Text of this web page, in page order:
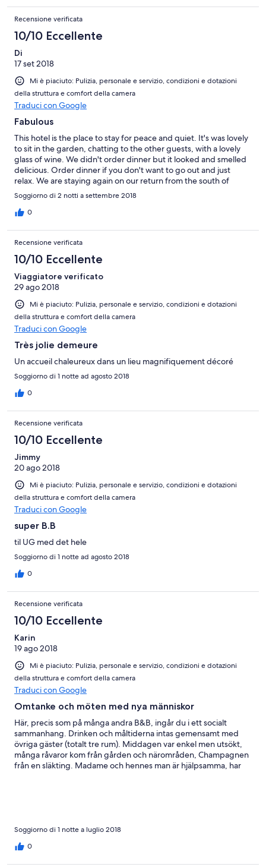
Recensione verificata
10/10 Eccellente
Di
17 set 2018
Mi è piaciuto: Pulizia, personale e servizio, condizioni e dotazioni
della struttura e comfort della camera
Traduci con Google
Fabulous
This hotel is the place to stay for peace and quiet. It's was lovely
to sit in the garden, chatting to the other guests, with a lovely
glass of wine. We didn't order dinner but it looked and smelled
delicious. Order dinner if you don't want to go out and just
relax. We are staying again on our return from the south of
France it is that lovely.
Soggiorno di 2 notti a settembre 2018
0
Recensione verificata
10/10 Eccellente
Viaggiatore verificato
29 ago 2018
Mi è piaciuto: Pulizia, personale e servizio, condizioni e dotazioni
della struttura e comfort della camera
Traduci con Google
Très jolie demeure
Un accueil chaleureux dans un lieu magnifiquement décoré
Soggiorno di 1 notte ad agosto 2018
0
Recensione verificata
10/10 Eccellente
Jimmy
20 ago 2018
Mi è piaciuto: Pulizia, personale e servizio, condizioni e dotazioni
della struttura e comfort della camera
Traduci con Google
super B.B
til UG med det hele
Soggiorno di 1 notte ad agosto 2018
0
Recensione verificata
10/10 Eccellente
Karin
19 ago 2018
Mi è piaciuto: Pulizia, personale e servizio, condizioni e dotazioni
della struttura e comfort della camera
Traduci con Google
Omtanke och möten med nya människor
Här, precis som på många andra B&B, ingår du i ett socialt
sammanhang. Drinken och måltiderna intas gemensamt med
övriga gäster (totalt tre rum). Middagen var enkel men utsökt,
många råvaror kom från gården och närområden, Champagnen
från en släkting. Madame och hennes man är hjälpsamma, har
många samtal och så god mat!
Soggiorno di 1 notte a luglio 2018
0